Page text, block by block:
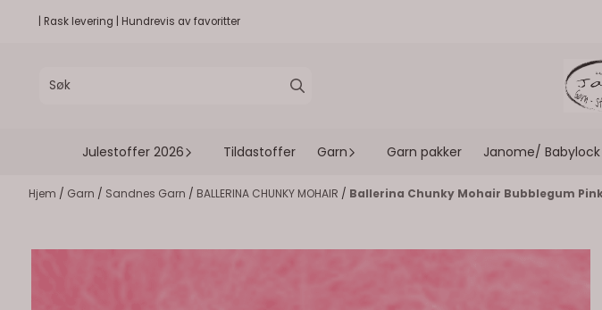
Hopp til innhold
| Rask levering | Hundrevis av favoritter
Julestoffer 2026 Tildastoffer Garn Garn pakker Janome/ Babylock
Hjem / Garn / Sandnes Garn / BALLERINA CHUNKY MOHAIR / Ballerina Chunky Mohair Bubblegum Pink